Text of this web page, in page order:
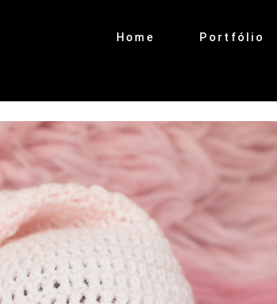
Home Portfólio